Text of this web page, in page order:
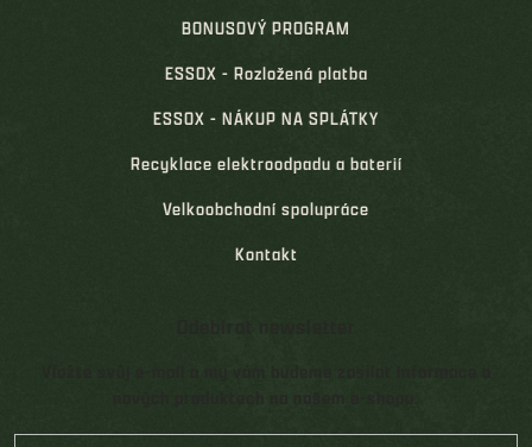
BONUSOVÝ PROGRAM
ESSOX - Rozložená platba
ESSOX - NÁKUP NA SPLÁTKY
Recyklace elektroodpadu a baterií
Velkoobchodní spolupráce
Kontakt